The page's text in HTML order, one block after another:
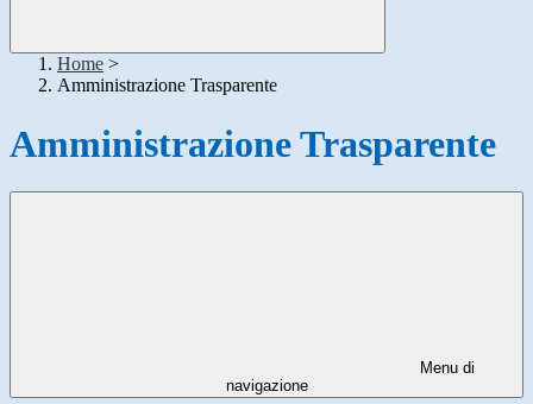
Home >
Amministrazione Trasparente
Amministrazione Trasparente
Menu di
navigazione